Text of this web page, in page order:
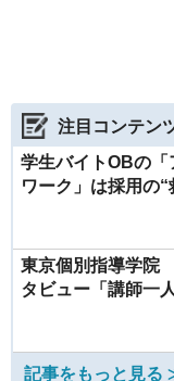
注目コンテン
学生バイトOBの「
ワーク」は採用の“
東京個別指導学院
タビュー「講師一
記事をもっと見る